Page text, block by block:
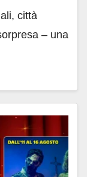
città
– una